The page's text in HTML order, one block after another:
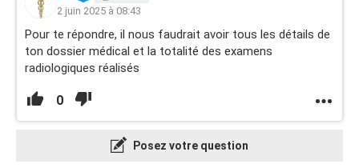
2 juin 2025 à 08:43
Pour te répondre, il nous faudrait avoir tous les détails de
ton dossier médical et la totalité des examens
radiologiques réalisés
0
Posez votre question